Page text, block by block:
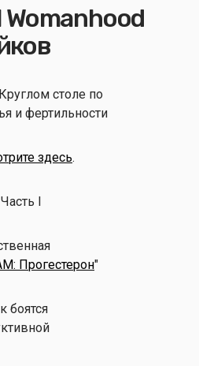
столе по
и фертильности
здесь.
I
Прогестерон"
боятся